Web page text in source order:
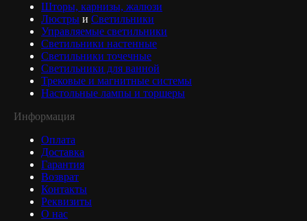
Шторы, карнизы, жалюзи
Люстры и Светильники
Управляемые светильники
Светильники настенные
Светильники точечные
Светильники для ванной
Трековые и магнитные системы
Настольные лампы и торшеры
Информация
Оплата
Доставка
Гарантия
Возврат
Контакты
Реквизиты
О нас